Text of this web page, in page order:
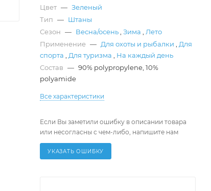
Цвет — Зеленый
Тип — Штаны
Сезон — Весна/осень Зима
Лето
Применение — Для охоты и рыбалки
Для
спорта
Для туризма
На каждый день
Состав — 90% polypropylene, 10%
polyamide
Все характеристики
Если Вы заметили ошибку в описании товара
или несогласны с чем-либо, напишите нам
УКАЗАТЬ ОШИБКУ